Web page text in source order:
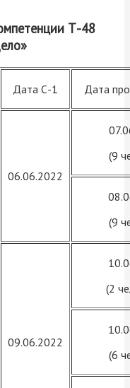
Т-48
Дата С-1 Дата
06.06.2022
(9
(9
09.06.2022
(2
(6